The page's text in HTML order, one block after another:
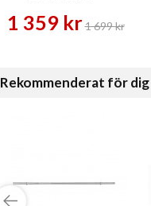
1 359 kr1 699 kr
Rekommenderat för dig